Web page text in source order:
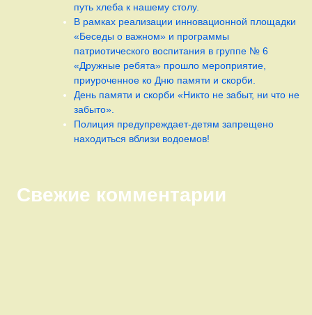
путь хлеба к нашему столу.
В рамках реализации инновационной площадки
«Беседы о важном» и программы
патриотического воспитания в группе № 6
«Дружные ребята» прошло мероприятие,
приуроченное ко Дню памяти и скорби.
День памяти и скорби «Никто не забыт, ни что не
забыто».
Полиция предупреждает-детям запрещено
находиться вблизи водоемов!
Свежие комментарии